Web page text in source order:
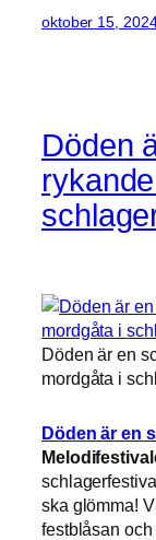
oktober 15,
Döden
Döden är en
mordgåta i
Döden är en
ska glömma!
festblåsan